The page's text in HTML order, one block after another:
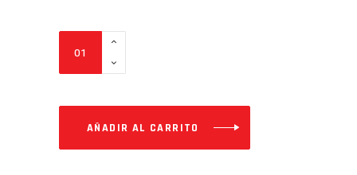
CUADRADO
CantidadAÑADIR AL CARRITO